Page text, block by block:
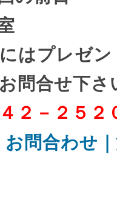
はプレゼン
問合せ下さ
２－２５２
お問合わせ